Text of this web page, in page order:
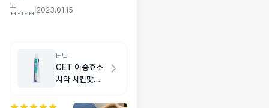
을 별로 안 써봐서
력이 떨어지긴 하네
는 편이 아니라서
번 싸면 배변패드
노
*******
2023.01.15
버박
CET 이중효소
치약 치킨맛